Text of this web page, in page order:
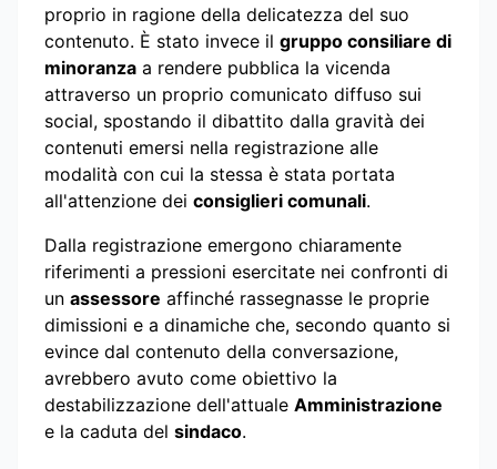
proprio in ragione della delicatezza del suo
contenuto. È stato invece il gruppo consiliare di
minoranza a rendere pubblica la vicenda
attraverso un proprio comunicato diffuso sui
social, spostando il dibattito dalla gravità dei
contenuti emersi nella registrazione alle
modalità con cui la stessa è stata portata
all'attenzione dei consiglieri comunali.
Dalla registrazione emergono chiaramente
riferimenti a pressioni esercitate nei confronti di
un assessore affinché rassegnasse le proprie
dimissioni e a dinamiche che, secondo quanto si
evince dal contenuto della conversazione,
avrebbero avuto come obiettivo la
destabilizzazione dell'attuale Amministrazione
e la caduta del sindaco.